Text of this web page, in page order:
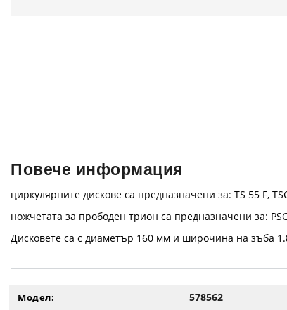
Повече информация
циркулярните дискове са предназначени за: TS 55 F,
ножчетата за прободен трион са предназначени за: PSC
Дисковете са с диаметър 160 мм и широчина на зъба
Модел: 578562